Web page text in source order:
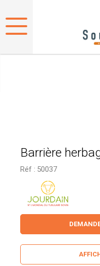
Barrière
Réf : 50037